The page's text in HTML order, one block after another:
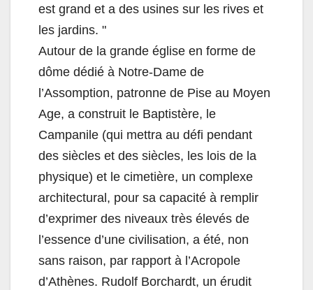
est grand et a des usines sur les rives et
les jardins. "
Autour de la grande église en forme de
dôme dédié à Notre-Dame de
l’Assomption, patronne de Pise au Moyen
Age, a construit le Baptistère, le
Campanile (qui mettra au défi pendant
des siècles et des siècles, les lois de la
physique) et le cimetière, un complexe
architectural, pour sa capacité à remplir
d’exprimer des niveaux très élevés de
l’essence d’une civilisation, a été, non
sans raison, par rapport à l’Acropole
d’Athènes. Rudolf Borchardt, un érudit